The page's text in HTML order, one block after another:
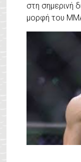
στη σημερινή
μορφή του